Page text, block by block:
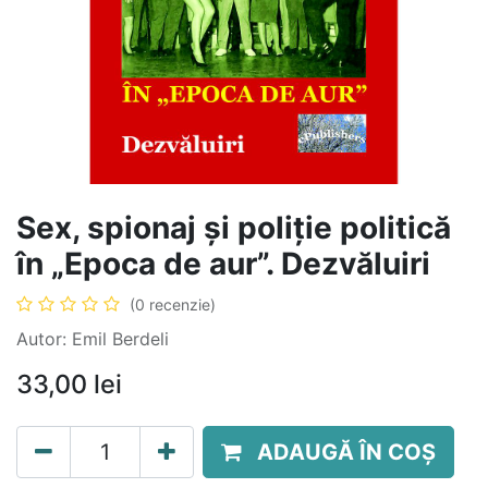
Sex, spionaj și poliție politică
în „Epoca de aur”. Dezvăluiri
(0 recenzie)
Autor: Emil Berdeli
33,00 lei
ADAUGĂ ÎN COȘ